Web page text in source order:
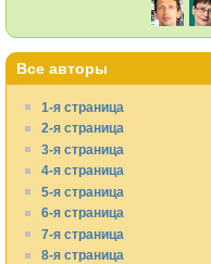
Все авторы
1-я страница
2-я страница
3-я страница
4-я страница
5-я страница
6-я страница
7-я страница
8-я страница